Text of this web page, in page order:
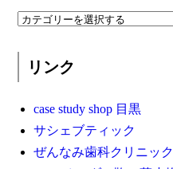
リンク
case study shop 目黒
サシェブティック
ぜんなみ歯科クリニック